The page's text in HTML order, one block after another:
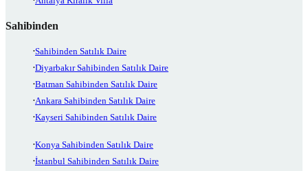
Sahibinden
Sahibinden Satılık Daire
Diyarbakır Sahibinden Satılık Daire
Batman Sahibinden Satılık Daire
Ankara Sahibinden Satılık Daire
Kayseri Sahibinden Satılık Daire
Konya Sahibinden Satılık Daire
İstanbul Sahibinden Satılık Daire